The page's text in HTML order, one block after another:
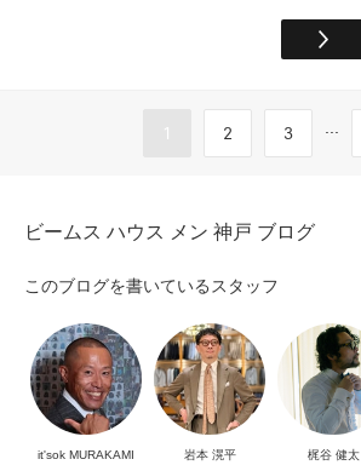
1 2 3 ...
ビームス ハウス メン 神戸 ブログ
このブログを書いているスタッフ
it'sok MURAKAMI 岩本 滉平 梶谷 健太